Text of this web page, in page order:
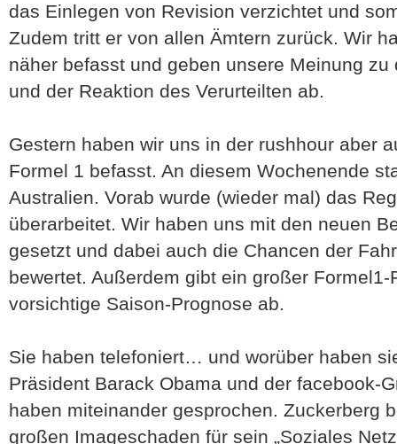
das Einlegen von Revision verzichtet und
Zudem tritt er von allen Ämtern zurück. Wir
näher befasst und geben unsere Meinung
und der Reaktion des Verurteilten ab.
Gestern haben wir uns in der rushhour aber
Formel 1 befasst. An diesem Wochenende
Australien. Vorab wurde (wieder mal) das
überarbeitet. Wir haben uns mit den neuen
gesetzt und dabei auch die Chancen der
bewertet. Außerdem gibt ein großer
vorsichtige Saison-Prognose ab.
Sie haben telefoniert… und worüber haben
Präsident Barack Obama und der facebook-
haben miteinander gesprochen. Zuckerberg
großen Imageschaden für sein „Soziales